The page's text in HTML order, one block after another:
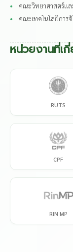
คณะวิทยาศาสตร์แล
คณะเทคโนโลยีการ
หน่วยงานที่เ
RUTS
CPF
RIN MP